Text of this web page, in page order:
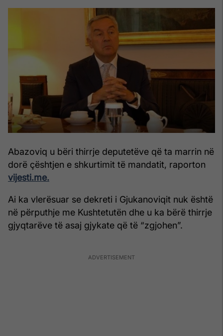
Abazoviq u bëri thirrje deputetëve që ta marrin në
dorë çështjen e shkurtimit të mandatit, raporton
vijesti.me.
Ai ka vlerësuar se dekreti i Gjukanoviqit nuk është
në përputhje me Kushtetutën dhe u ka bërë thirrje
gjyqtarëve të asaj gjykate që të “zgjohen”.